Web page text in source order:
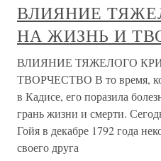
ВЛИЯНИЕ
НА ЖИЗНЬ И
ВЛИЯНИЕ ТЯЖЕЛОГО
ТВОРЧЕСТВО В то время,
в Кадисе, его поразила
грань жизни и смерти.
Гойя в декабре 1792 года
своего друга